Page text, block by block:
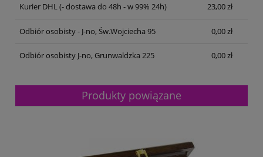
Kurier DHL(- dostawa do 48h - w 99% 24h) 23,00 zł
Odbiór osobisty - J-no, Św.Wojciecha 95 0,00 zł
Odbiór osobisty J-no, Grunwaldzka 225 0,00 zł
Produkty powiązane